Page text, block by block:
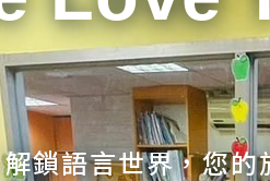
解鎖語言世界，您